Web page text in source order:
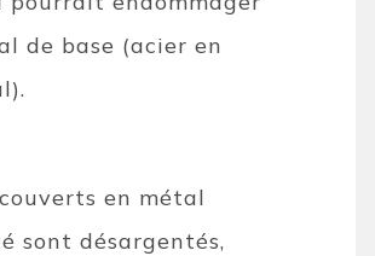
de base (acier en
en métal
sont désargentés,